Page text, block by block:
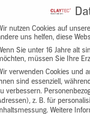
Downloads
nutzen Cookies auf
uns helfen, diese
Sie unter 16 Jahre alt
müssen Sie Ihre
verwenden Cookies und
sind essenziell,
verbessern.
z. B. für
Inhaltsmessung. Weitere